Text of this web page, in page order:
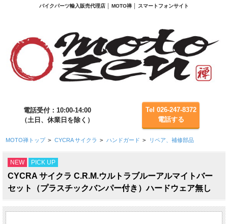
バイクパーツ輸入販売代理店 │ MOTO禅 │ スマートフォンサイト
電話受付：10:00-14:00
（土日、休業日を除く）
Tel 026-247-8372
電話する
MOTO禅トップ > CYCRA サイクラ > ハンドガード > リペア、補修部品
NEW PICK UP
CYCRA サイクラ C.R.M.ウルトラブルーアルマイトバー
セット（プラスチックバンパー付き）ハードウェア無し